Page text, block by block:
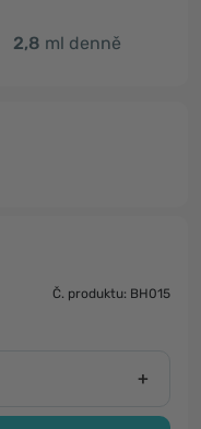
2,8 ml denně
Č. produktu: BH015
+